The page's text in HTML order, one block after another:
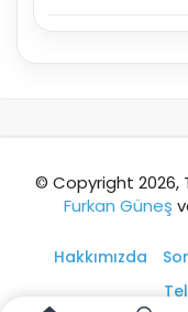
© Copyright 2026,
Furkan Güneş
Hakkımızda